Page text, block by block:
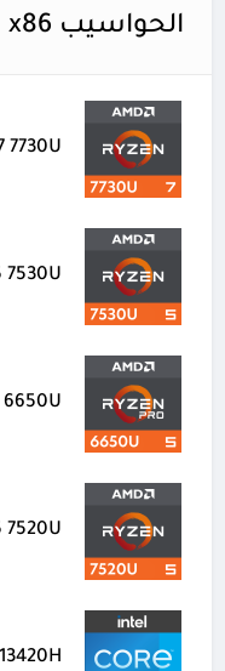
الحواسيب x86
7730U
7530U
6650U
7520U